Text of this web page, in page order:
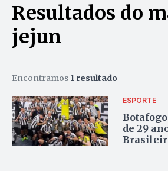
Resultados do
jejun
Encontramos 1 resultado
ESPORTE
de 29